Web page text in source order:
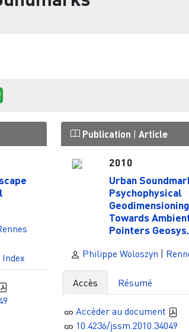
Index
Publication | Article
2010
Urban
Psychophysical
Towards
Pointers
Philippe Woloszyn |
Accès Résumé
Accèder au document
10.4236/jssm.2010.34049